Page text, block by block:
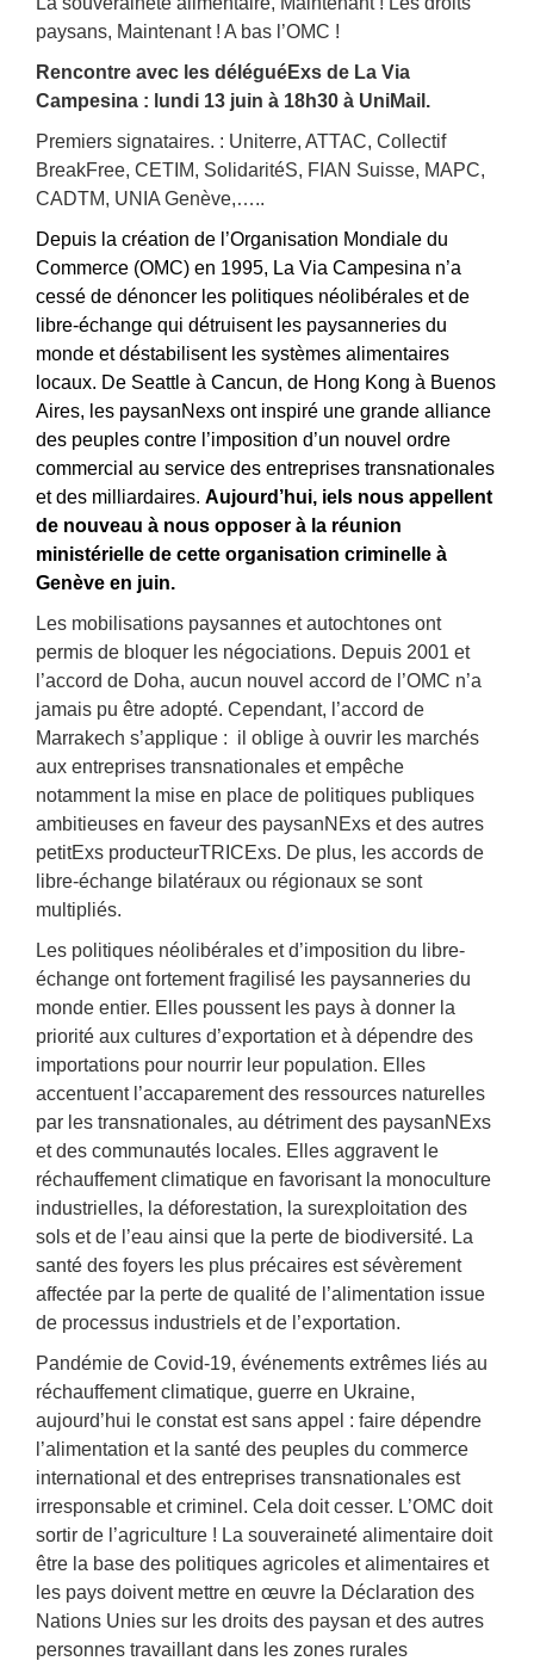
paysans, Maintenant ! A bas l’OMC !
Rencontre avec les déléguéExs de La Via
Campesina : lundi 13 juin à 18h30 à UniMail.
Premiers signataires. : Uniterre, ATTAC, Collectif
BreakFree, CETIM, SolidaritéS, FIAN Suisse, MAPC,
CADTM, UNIA Genève,…..
Depuis la création de l’Organisation Mondiale du
Commerce (OMC) en 1995, La Via Campesina n’a
cessé de dénoncer les politiques néolibérales et de
libre-échange qui détruisent les paysanneries du
monde et déstabilisent les systèmes alimentaires
locaux. De Seattle à Cancun, de Hong Kong à Buenos
Aires, les paysanNexs ont inspiré une grande alliance
des peuples contre l’imposition d’un nouvel ordre
commercial au service des entreprises transnationales
et des milliardaires. Aujourd’hui, iels nous appellent
de nouveau à nous opposer à la réunion
ministérielle de cette organisation criminelle à
Genève en juin.
Les mobilisations paysannes et autochtones ont
permis de bloquer les négociations. Depuis 2001 et
l’accord de Doha, aucun nouvel accord de l’OMC n’a
jamais pu être adopté. Cependant, l’accord de
Marrakech s’applique : il oblige à ouvrir les marchés
aux entreprises transnationales et empêche
notamment la mise en place de politiques publiques
ambitieuses en faveur des paysanNExs et des autres
petitExs producteurTRICExs. De plus, les accords de
libre-échange bilatéraux ou régionaux se sont
multipliés.
Les politiques néolibérales et d’imposition du libre-
échange ont fortement fragilisé les paysanneries du
monde entier. Elles poussent les pays à donner la
priorité aux cultures d’exportation et à dépendre des
importations pour nourrir leur population. Elles
accentuent l’accaparement des ressources naturelles
par les transnationales, au détriment des paysanNExs
et des communautés locales. Elles aggravent le
réchauffement climatique en favorisant la monoculture
industrielles, la déforestation, la surexploitation des
sols et de l’eau ainsi que la perte de biodiversité. La
santé des foyers les plus précaires est sévèrement
affectée par la perte de qualité de l’alimentation issue
de processus industriels et de l’exportation.
Pandémie de Covid-19, événements extrêmes liés au
réchauffement climatique, guerre en Ukraine,
aujourd’hui le constat est sans appel : faire dépendre
l’alimentation et la santé des peuples du commerce
international et des entreprises transnationales est
irresponsable et criminel. Cela doit cesser. L’OMC doit
sortir de l’agriculture ! La souveraineté alimentaire doit
être la base des politiques agricoles et alimentaires et
les pays doivent mettre en œuvre la Déclaration des
Nations Unies sur les droits des paysan et des autres
personnes travaillant dans les zones rurales